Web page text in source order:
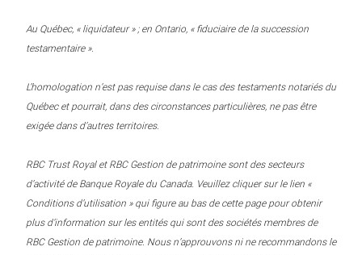
Au Québec, « liquidateur » ; en Ontario, « fiduciaire de la succession
testamentaire ».
L’homologation n’est pas requise dans le cas des testaments notariés du
Québec et pourrait, dans des circonstances particulières, ne pas être
exigée dans d’autres territoires.
RBC Trust Royal et RBC Gestion de patrimoine sont des secteurs
d’activité de Banque Royale du Canada. Veuillez cliquer sur le lien «
Conditions d’utilisation » qui figure au bas de cette page pour obtenir
plus d’information sur les entités qui sont des sociétés membres de
RBC Gestion de patrimoine. Nous n’approuvons ni ne recommandons le